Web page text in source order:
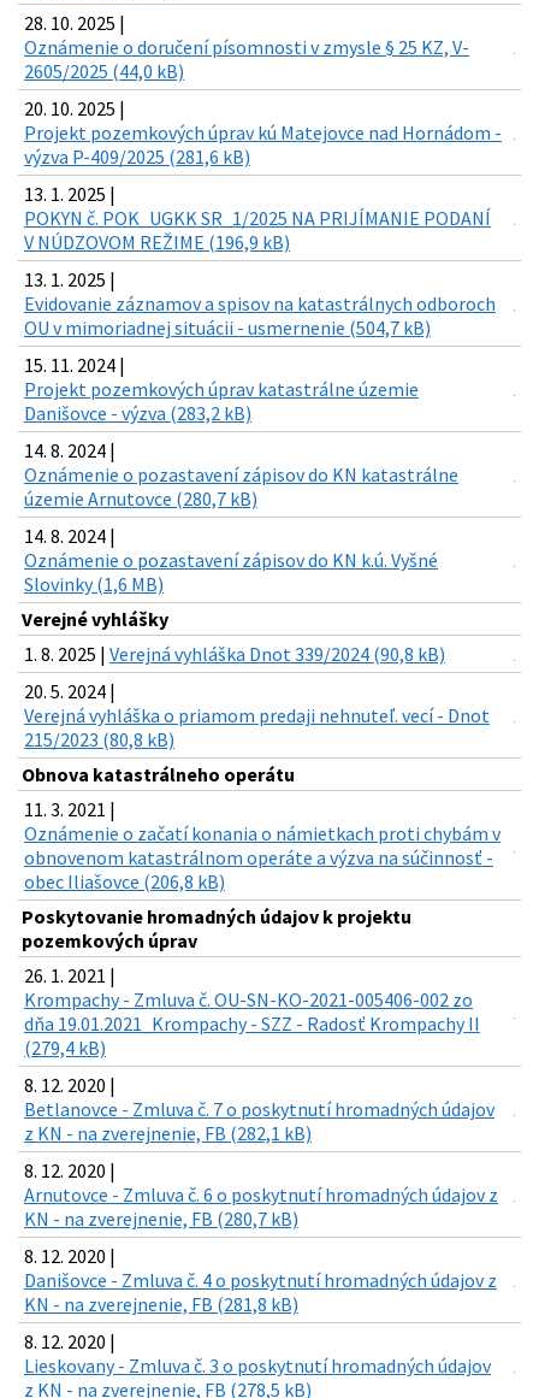
28. 10. 2025 |
Oznámenie o doručení písomnosti v zmysle § 25 KZ, V-
2605/2025 (44,0 kB)
20. 10. 2025 |
Projekt pozemkových úprav kú Matejovce nad Hornádom -
výzva P-409/2025 (281,6 kB)
13. 1. 2025 |
POKYN č. POK_UGKK SR_1/2025 NA PRIJÍMANIE PODANÍ
V NÚDZOVOM REŽIME (196,9 kB)
13. 1. 2025 |
Evidovanie záznamov a spisov na katastrálnych odboroch
OU v mimoriadnej situácii - usmernenie (504,7 kB)
15. 11. 2024 |
Projekt pozemkových úprav katastrálne územie
Danišovce - výzva (283,2 kB)
14. 8. 2024 |
Oznámenie o pozastavení zápisov do KN katastrálne
územie Arnutovce (280,7 kB)
14. 8. 2024 |
Oznámenie o pozastavení zápisov do KN k.ú. Vyšné
Slovinky (1,6 MB)
Verejné vyhlášky
1. 8. 2025 | Verejná vyhláška Dnot 339/2024 (90,8 kB)
20. 5. 2024 |
Verejná vyhláška o priamom predaji nehnuteľ. vecí - Dnot
215/2023 (80,8 kB)
Obnova katastrálneho operátu
11. 3. 2021 |
Oznámenie o začatí konania o námietkach proti chybám v
obnovenom katastrálnom operáte a výzva na súčinnosť -
obec Iliašovce (206,8 kB)
Poskytovanie hromadných údajov k projektu
pozemkových úprav
26. 1. 2021 |
Krompachy - Zmluva č. OU-SN-KO-2021-005406-002 zo
dňa 19.01.2021_Krompachy - SZZ - Radosť Krompachy II
(279,4 kB)
8. 12. 2020 |
Betlanovce - Zmluva č. 7 o poskytnutí hromadných údajov
z KN - na zverejnenie, FB (282,1 kB)
8. 12. 2020 |
Arnutovce - Zmluva č. 6 o poskytnutí hromadných údajov z
KN - na zverejnenie, FB (280,7 kB)
8. 12. 2020 |
Danišovce - Zmluva č. 4 o poskytnutí hromadných údajov z
KN - na zverejnenie, FB (281,8 kB)
8. 12. 2020 |
Lieskovany - Zmluva č. 3 o poskytnutí hromadných údajov
z KN - na zverejnenie, FB (278,5 kB)